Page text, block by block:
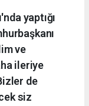
yaptığı
ve
ileriye
de
siz